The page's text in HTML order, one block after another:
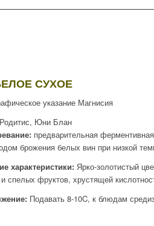
СУХОЕ
указание Магнисия
Юни Блан
предварительная
брожения белых вин при низкой
характеристики: Ярко-золотистый
спелых фруктов, хрустящей
Подавать 8-10C, к блюдам